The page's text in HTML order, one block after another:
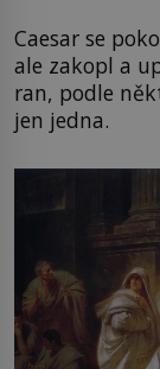
Caesar se
ale zakopl a
ran, podle
jen jedna.